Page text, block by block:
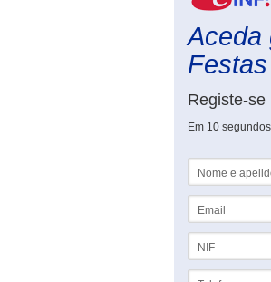
Aceda
Registe-se
Em 10